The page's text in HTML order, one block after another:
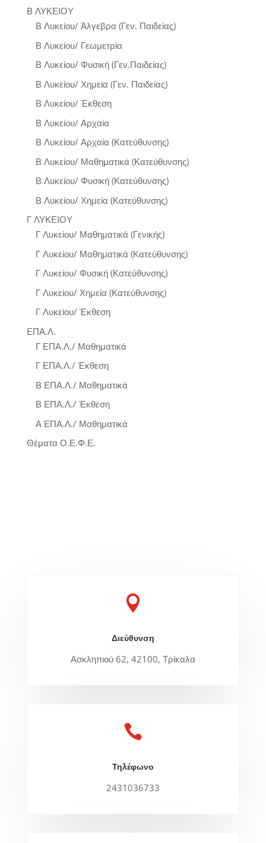
Β ΛΥΚΕΙΟΥ
Β Λυκείου/ Άλγεβρα (Γεν. Παιδείας)
Β Λυκείου/ Γεωμετρία
Β Λυκείου/ Φυσική (Γεν.Παιδείας)
Β Λυκείου/ Χημεία (Γεν. Παιδείας)
Β Λυκείου/ Έκθεση
Β Λυκείου/ Αρχαία
Β Λυκείου/ Αρχαία (Κατεύθυνσης)
Β Λυκείου/ Μαθηματικά (Κατεύθυνσης)
Β Λυκείου/ Φυσική (Κατεύθυνσης)
Β Λυκείου/ Χημεία (Κατεύθυνσης)
Γ ΛΥΚΕΙΟΥ
Γ Λυκείου/ Μαθηματικά (Γενικής)
Γ Λυκείου/ Μαθηματικά (Κατεύθυνσης)
Γ Λυκείου/ Φυσική (Κατεύθυνσης)
Γ Λυκείου/ Χημεία (Κατεύθυνσης)
Γ Λυκείου/ Έκθεση
ΕΠΑ.Λ.
Γ ΕΠΑ.Λ./ Μαθηματικά
Γ ΕΠΑ.Λ./ Έκθεση
Β ΕΠΑ.Λ./ Μαθηματικά
Β ΕΠΑ.Λ./ Έκθεση
Α ΕΠΑ.Λ./ Μαθηματικά
Θέματα Ο.Ε.Φ.Ε.

Διεύθυνση
Ασκληπιού 62, 42100, Τρίκαλα

Τηλέφωνο
2431036733